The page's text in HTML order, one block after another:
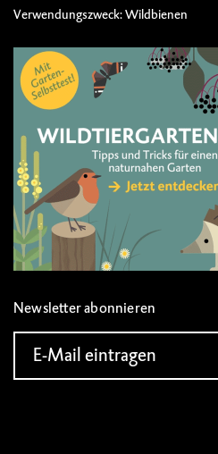
Verwendungszweck: Wildbienen
Newsletter abonnieren
E-Mail eintragen